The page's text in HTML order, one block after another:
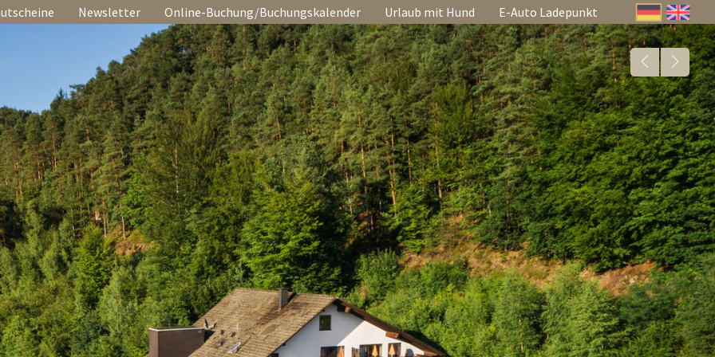
Newsletter Online-Buchung/Buchungskalender Urlaub mit Hund E-Auto Ladepunkt